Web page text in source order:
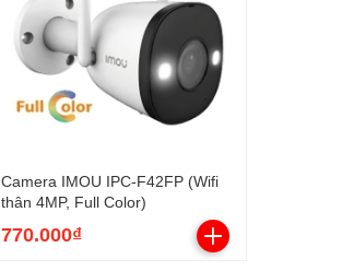
Camera IMOU IPC-F42FP (Wifi
thân 4MP, Full Color)
770.000₫